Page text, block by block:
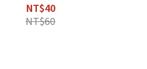
NT$40
NT$60